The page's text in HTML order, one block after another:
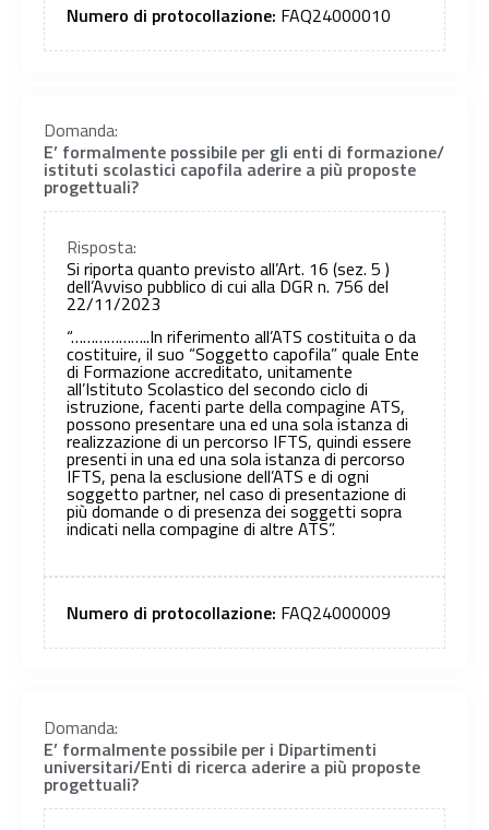
Numero di protocollazione: FAQ24000010
Domanda:
E’ formalmente possibile per gli enti di formazione/
istituti scolastici capofila aderire a più proposte
progettuali?
Risposta:
Si riporta quanto previsto all’Art. 16 (sez. 5 )
dell’Avviso pubblico di cui alla DGR n. 756 del
22/11/2023
“………………..In riferimento all’ATS costituita o da
costituire, il suo “Soggetto capofila” quale Ente
di Formazione accreditato, unitamente
all’Istituto Scolastico del secondo ciclo di
istruzione, facenti parte della compagine ATS,
possono presentare una ed una sola istanza di
realizzazione di un percorso IFTS, quindi essere
presenti in una ed una sola istanza di percorso
IFTS, pena la esclusione dell’ATS e di ogni
soggetto partner, nel caso di presentazione di
più domande o di presenza dei soggetti sopra
indicati nella compagine di altre ATS”.
Numero di protocollazione: FAQ24000009
Domanda:
E’ formalmente possibile per i Dipartimenti
universitari/Enti di ricerca aderire a più proposte
progettuali?